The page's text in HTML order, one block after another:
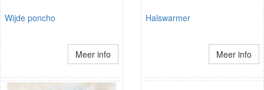
Wijde poncho
Meer info
Halswarmer
Meer info